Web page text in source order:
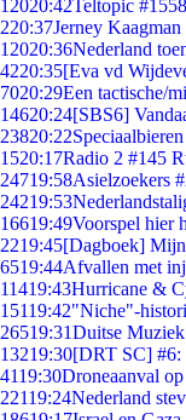
12020:42Teltopic
220:37Jerney Kaagman
12020:36Nederland
4220:35[Eva vd
7020:29Een tactische/
14620:24[SBS6]
23820:22
1520:17Radio 2 #145
24719:58Asielzoekers
24219:53
16619:49Voorspel hier
2219:45[Dagboek]
6519:44Afvallen met
11419:43Hurricane &
15119:42"Niche"-
26519:31Duitse
13219:30[DRT SC] #6:
4119:30Droneaanval
22119:24Nederland